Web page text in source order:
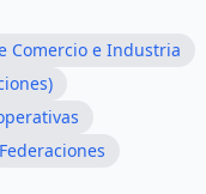
Comercio e Industria
Federaciones